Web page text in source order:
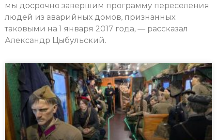
мы досрочно завершим программу переселения
людей из аварийных домов, признанных
таковыми на 1 января 2017 года, — рассказал
Александр Цыбульский.